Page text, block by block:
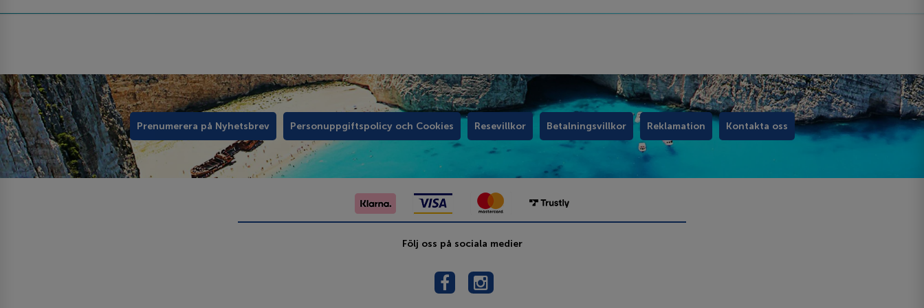
Prenumerera på Nyhetsbrev Personuppgiftspolicy och Cookies Resevillkor Betalningsvillkor Reklamation Kontakta oss
Följ oss på sociala medier